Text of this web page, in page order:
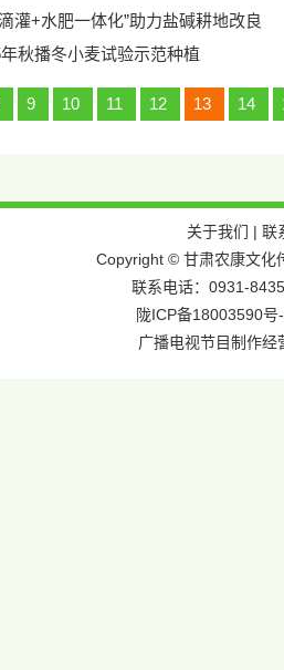
灌+水肥一体化”助力盐碱耕地改良
秋播冬小麦试验示范种植
9 10 11 12 13 14
关于我们 | 联
Copyright © 甘肃农康文化
联系电话：0931-
陇ICP备18003590号
广播电视节目制作